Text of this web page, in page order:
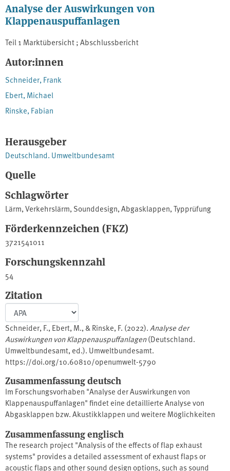
Analyse der Auswirkungen von
Klappenauspuffanlagen
Teil 1 Marktübersicht ; Abschlussbericht
Autor:innen
Schneider, Frank
Ebert, Michael
Rinske, Fabian
Herausgeber
Deutschland. Umweltbundesamt
Quelle
Schlagwörter
Lärm,Verkehrslärm,Sounddesign,Abgasklappen,Typprüfung
Förderkennzeichen (FKZ)
3721541011
Forschungskennzahl
54
Zitation
Schneider, F., Ebert, M., & Rinske, F. (2022). Analyse der
Auswirkungen von Klappenauspuffanlagen(Deutschland.
Umweltbundesamt, ed.). Umweltbundesamt.
https://doi.org/10.60810/openumwelt-5790
Zusammenfassung deutsch
Im Forschungsvorhaben "Analyse der Auswirkungen von
Klappenauspuffanlagen" findet eine detaillierte Analyse von
Abgasklappen bzw. Akustikklappen und weitere Möglichkeiten
statt, um in einem Folgevorhaben Handlungsoptionen für den
Gesetzgeber aufzuzeigen und mit Messdaten zu unterlegen. Dazu
werden zuerst die Bauformen, Funktionsweisen und
Zusammenfassung englisch
The research project "Analysis of the effects of flap exhaust
systems" provides a detailed assessment of exhaust flaps or
acoustic flaps and other sound design options, such as sound